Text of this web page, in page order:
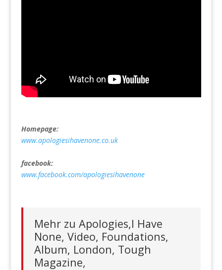
Homepage:
www.apologiesihavenone.co.uk
facebook:
www.facebook.com/apologiesihavenone
Mehr zu Apologies,I Have
None, Video, Foundations,
Album, London, Tough
Magazine,